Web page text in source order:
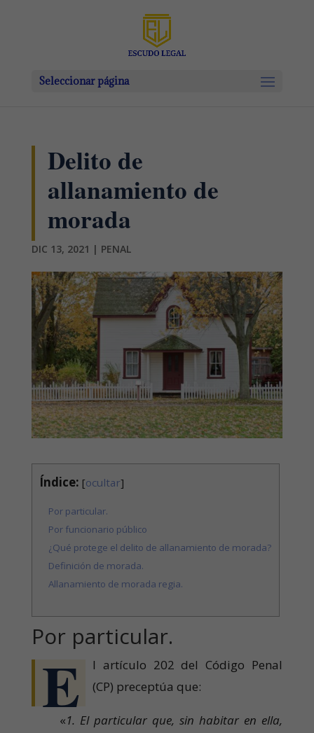
Seleccionar página
Delito de
allanamiento de
morada
DIC 13, 2021 | PENAL
Índice: [ocultar]
Por particular.
Por funcionario público
¿Qué protege el delito de allanamiento de morada?
Definición de morada.
Allanamiento de morada regia.
Por particular.
E
l artículo 202 del Código Penal
(CP) preceptúa que:
«1. El particular que, sin habitar en ella,